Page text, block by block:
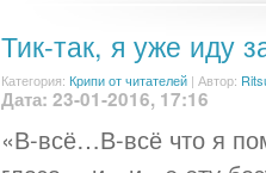
Тик-так, я уже иду
Категория: Крипи от читателей | Автор:
Дата: 23-01-2016, 17:16
«В-всё…В-всё что я